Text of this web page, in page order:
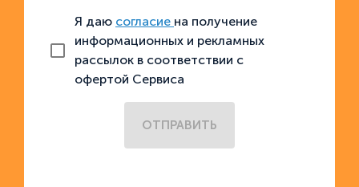
Я даю согласие на получение
информационных и рекламных
рассылок в соответствии с
офертой Сервиса
ОТПРАВИТЬ